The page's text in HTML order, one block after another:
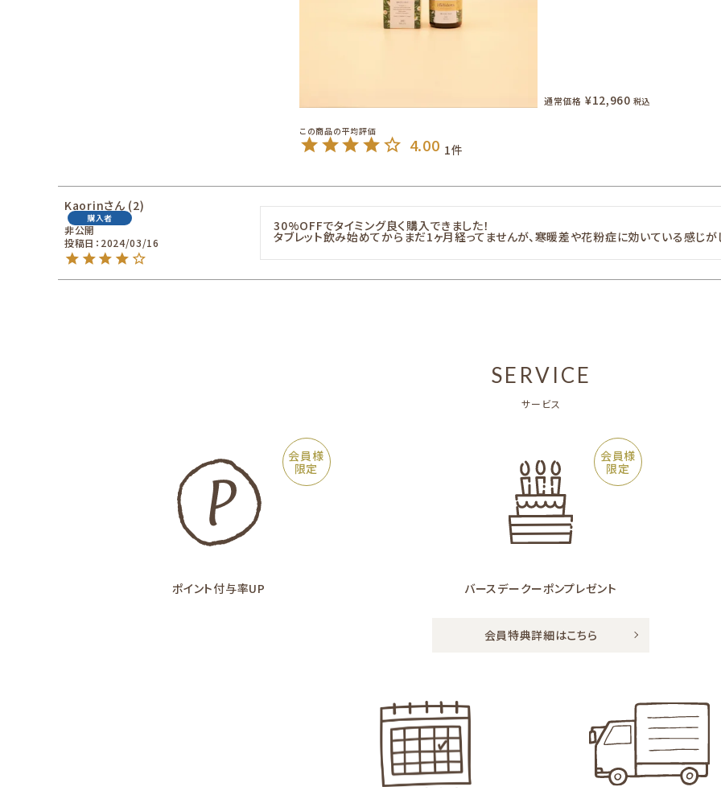
通常価格 ¥12,960 税込
4.00 1
Kaorin
2
購入者
非公開
投稿日
2024/03/16
30%OFFでタイミング良く購入できました！
タブレット飲み始めてからまだ1ヶ月経ってませんが、寒暖差や花粉症に効いている感じが
SERVICE
サービス
会員様
限定
ポイント付与率UP
会員様
限定
バースデークーポンプレゼント
会員特典詳細はこちら